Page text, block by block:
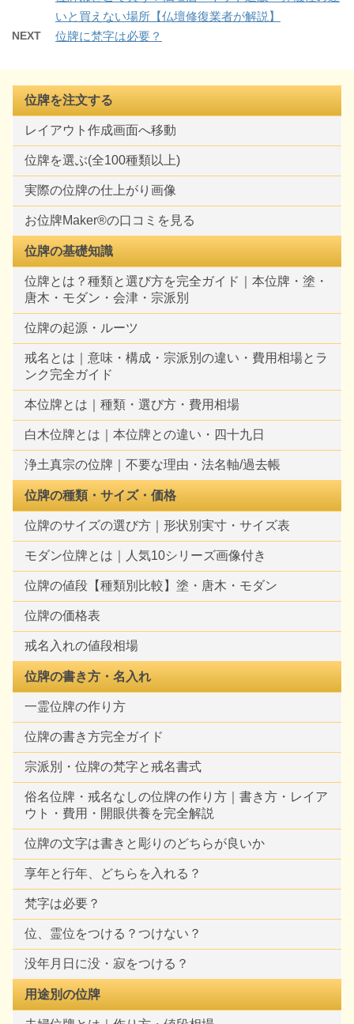
いと買えない場所【仏壇修復業者が解説】
NEXT 位牌に梵字は必要？
位牌を注文する
レイアウト作成画面へ移動
位牌を選ぶ(全100種類以上)
実際の位牌の仕上がり画像
お位牌Maker®の口コミを見る
位牌の基礎知識
位牌とは？種類と選び方を完全ガイド｜本位牌・塗・
唐木・モダン・会津・宗派別
位牌の起源・ルーツ
戒名とは｜意味・構成・宗派別の違い・費用相場とラ
ンク完全ガイド
本位牌とは｜種類・選び方・費用相場
白木位牌とは｜本位牌との違い・四十九日
浄土真宗の位牌｜不要な理由・法名軸/過去帳
位牌の種類・サイズ・価格
位牌のサイズの選び方｜形状別実寸・サイズ表
モダン位牌とは｜人気10シリーズ画像付き
位牌の値段【種類別比較】塗・唐木・モダン
位牌の価格表
戒名入れの値段相場
位牌の書き方・名入れ
一霊位牌の作り方
位牌の書き方完全ガイド
宗派別・位牌の梵字と戒名書式
俗名位牌・戒名なしの位牌の作り方｜書き方・レイア
ウト・費用・開眼供養を完全解説
位牌の文字は書きと彫りのどちらが良いか
享年と行年、どちらを入れる？
梵字は必要？
位、霊位をつける？つけない？
没年月日に没・寂をつける？
用途別の位牌